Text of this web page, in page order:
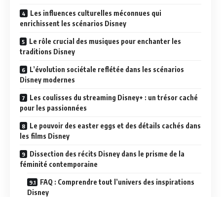
Les influences culturelles méconnues qui
enrichissent les scénarios Disney
Le rôle crucial des musiques pour enchanter les
traditions Disney
L’évolution sociétale reflétée dans les scénarios
Disney modernes
Les coulisses du streaming Disney+ : un trésor caché
pour les passionnées
Le pouvoir des easter eggs et des détails cachés dans
les films Disney
Dissection des récits Disney dans le prisme de la
féminité contemporaine
FAQ : Comprendre tout l’univers des inspirations
Disney